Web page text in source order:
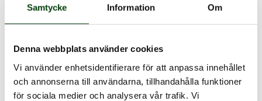
Samtycke Information Om
Denna webbplats använder cookies
Vi använder enhetsidentifierare för att anpassa innehållet
och annonserna till användarna, tillhandahålla funktioner
för sociala medier och analysera vår trafik. Vi
mikromobilitet och trygghet, säger Markus Uvell.
(Bild:Från vänster Johan Wadman, vd Svensk
Kollektivtrafik, Anna Grönlund, branschchef Sveriges
Bussföretag, Markus Uvell, Nordic Public Affairs, Jytte
Guteland riksdagsledamot (S).